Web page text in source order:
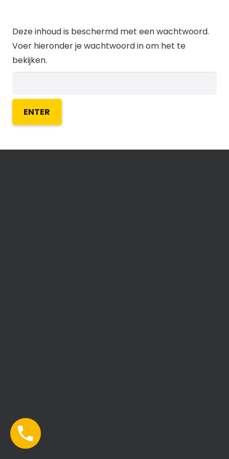
Deze inhoud is beschermd met een wachtwoord.
Voer hieronder je wachtwoord in om het te
bekijken.